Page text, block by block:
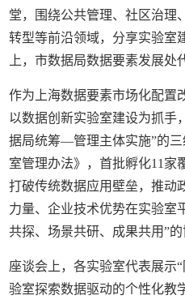
堂，围绕公共管理、社区治理
转型等前沿领域，分享实验室
上，市数据局数据要素发展处
作为上海数据要素市场化配置
以数据创新实验室建设为抓
据局统筹—管理主体实施”的
室管理办法》，首批孵化11家
打破传统数据应用壁垒，推动
力量、企业技术优势在实验室
共探、场景共研、成果共用”的
座谈会上，各实验室代表展示
验室探索数据驱动的个性化教